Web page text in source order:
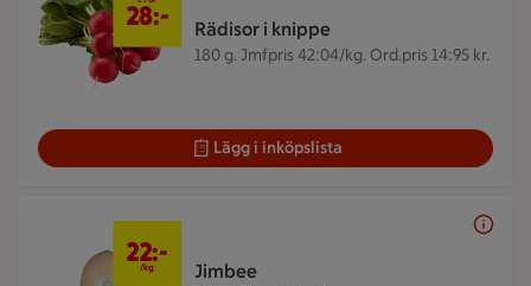
Rädisor i knippe
180 g. Jmfpris 42:04/kg. Ord.pris 14:95 kr.
28:-
Lägg i inköpslista
Jimbee
22:-
/kg